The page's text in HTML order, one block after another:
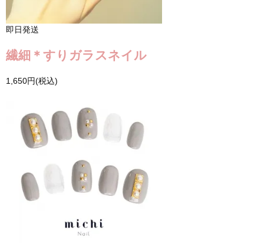
即日発送
繊細＊すりガラスネイル
1,650円(税込)